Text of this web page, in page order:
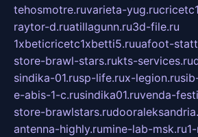
tehosmotre.ruvarieta-yug.ru
raytor-d.ruatillagunn.ru3d-file.ru
1xbeticricetc1xbetti5.ruuafoot-
store-brawl-stars.rukts-services.ru
sindika-01.rusp-life.rux-legion.ru
e-abis-1-c.rusindika01.ruvenda-
store-brawlstars.ru
antenna-highly.rumine-lab-msk.ru